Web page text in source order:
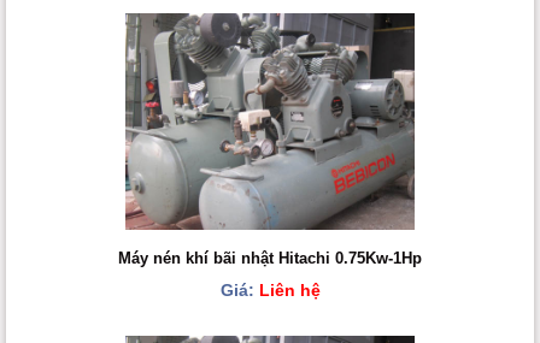
Máy nén khí bãi nhật Hitachi 0.75Kw-1Hp
Giá: Liên hệ